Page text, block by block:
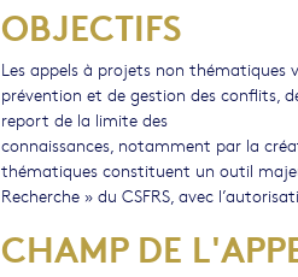
OBJECTIFS
Les appels à projets non thématiques
prévention et de gestion des conflits,
report de la limite des
connaissances, notamment par la
thématiques constituent un outil
Recherche » du CSFRS, avec
CHAMP DE